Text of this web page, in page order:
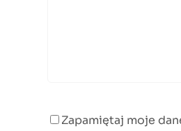
Zapamiętaj moje